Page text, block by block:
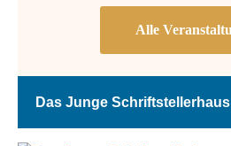
Das Junge Schriftstellerhaus